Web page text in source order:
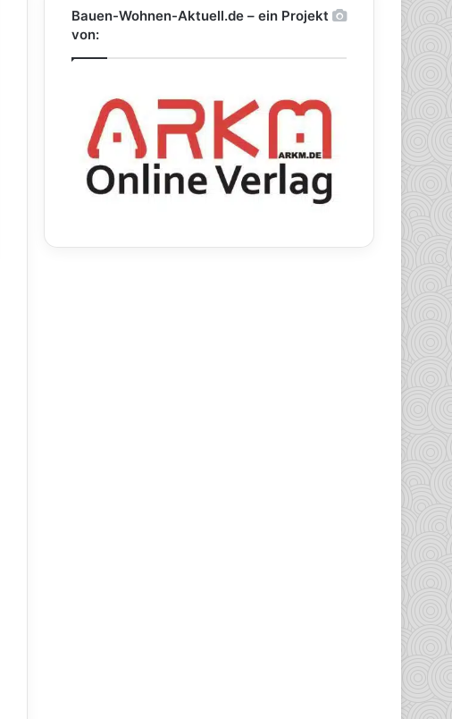
Bauen-Wohnen-Aktuell.de – ein Projekt
von: